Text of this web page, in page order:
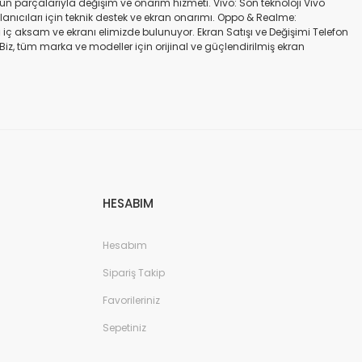
parçalarıyla değişim ve onarım hizmeti. Vivo: Son teknoloji Vivo
için teknik destek ve ekran onarımı. Oppo & Realme:
ve ekranı elimizde bulunuyor. Ekran Satışı ve Değişimi Telefon
Biz, tüm marka ve modeller için orijinal ve güçlendirilmiş ekran
değişimi ve tamiri Batarya değişimi Neden Bizi Tercih Etmelisiniz?
HESABIM
Hesabım
Sipariş Takip
Favorileriniz
Sepetiniz